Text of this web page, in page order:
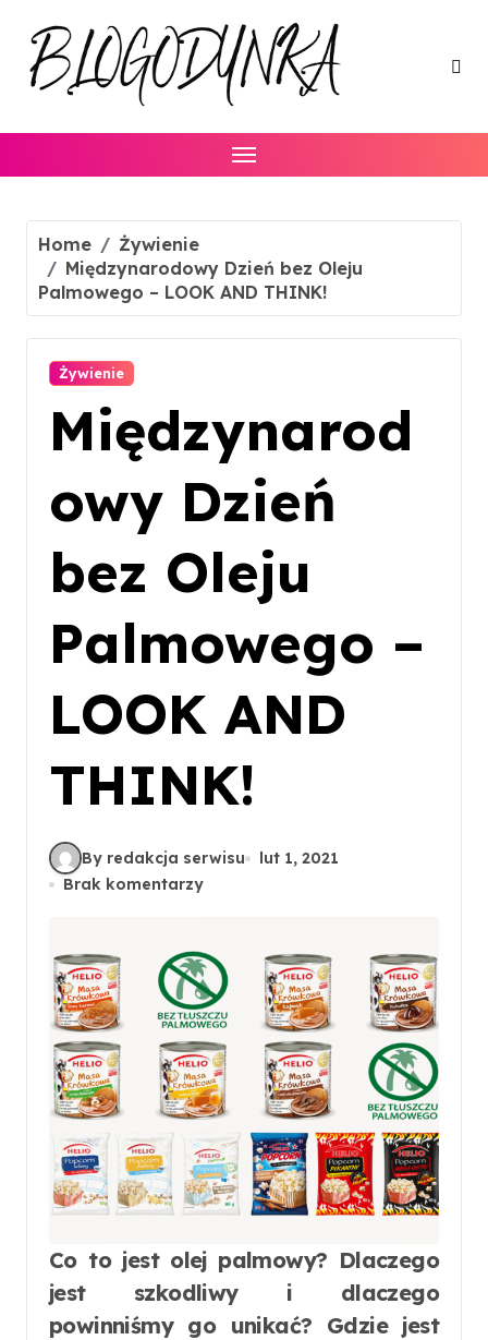
content
Home
Żywienie
Międzynarodowy Dzień bez Oleju
Palmowego – LOOK AND THINK!
Żywienie
Międzynarod
owy Dzień
bez Oleju
Palmowego –
LOOK AND
THINK!
By redakcja serwisu
lut 1, 2021
Brak komentarzy
Co to jest olej palmowy? Dlaczego
jest szkodliwy i dlaczego
powinniśmy go unikać? Gdzie jest